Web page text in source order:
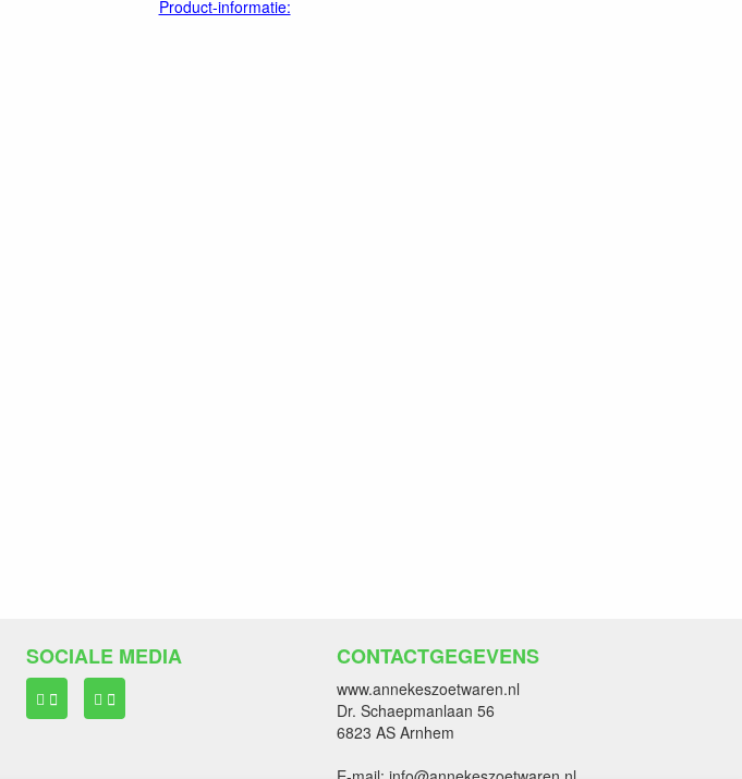
Product-informatie:
SOCIALE MEDIA CONTACTGEGEVENS
www.annekeszoetwaren.nl
Dr. Schaepmanlaan 56
6823 AS Arnhem